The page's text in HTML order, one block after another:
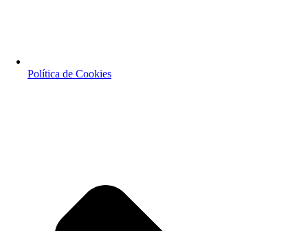
Política de Cookies